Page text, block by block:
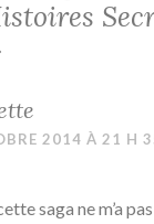
2014 À 21 H
saga ne m’a